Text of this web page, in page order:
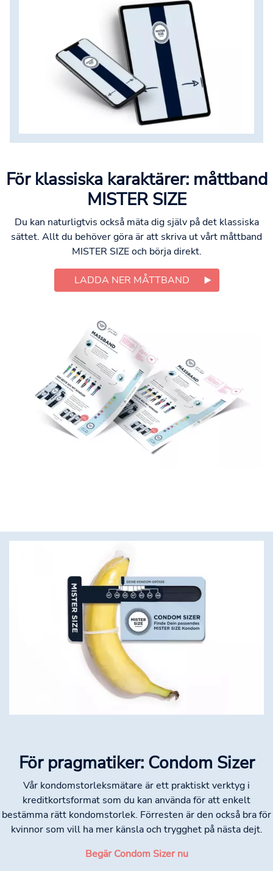
För klassiska karaktärer: måttband
MISTER SIZE
Du kan naturligtvis också mäta dig själv på det klassiska
sättet. Allt du behöver göra är att skriva ut vårt måttband
MISTER SIZE och börja direkt.
LADDA NER MÅTTBAND
För pragmatiker: Condom Sizer
Vår kondomstorleksmätare är ett praktiskt verktyg i
kreditkortsformat som du kan använda för att enkelt
bestämma rätt kondomstorlek. Förresten är den också bra för
kvinnor som vill ha mer känsla och trygghet på nästa dejt.
Begär Condom Sizer nu